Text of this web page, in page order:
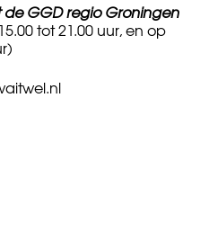
GGD regio Groningen
tot 21.00 uur, en op